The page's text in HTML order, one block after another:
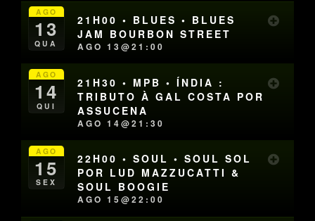
AGO
13
QUA
21H00 • BLUES • BLUES
JAM BOURBON STREET
AGO 13@21:00
AGO
14
QUI
21H30 • MPB • ÍNDIA :
TRIBUTO À GAL COSTA POR
ASSUCENA
AGO 14@21:30
AGO
15
SEX
22H00 • SOUL • SOUL SOL
POR LUD MAZZUCATTI &
SOUL BOOGIE
AGO 15@22:00